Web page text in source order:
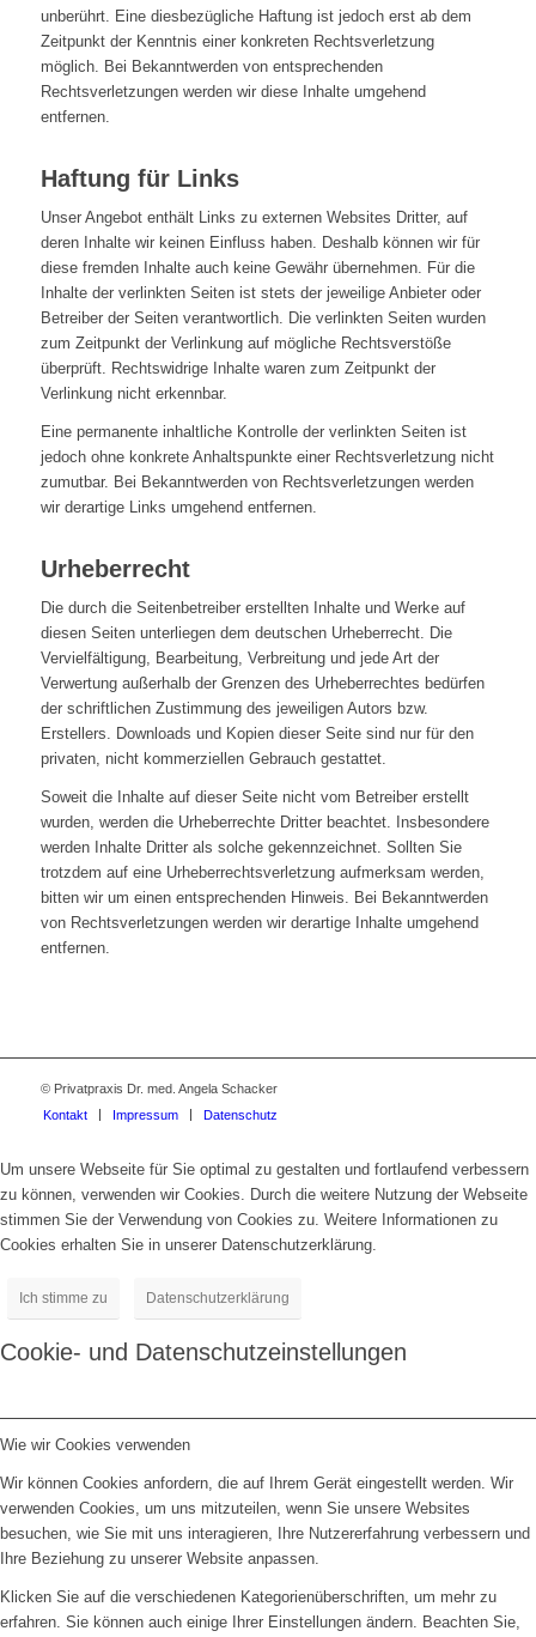
unberührt. Eine diesbezügliche Haftung ist jedoch erst ab dem
Zeitpunkt der Kenntnis einer konkreten Rechtsverletzung
möglich. Bei Bekanntwerden von entsprechenden
Rechtsverletzungen werden wir diese Inhalte umgehend
entfernen.
Haftung für Links
Unser Angebot enthält Links zu externen Websites Dritter, auf
deren Inhalte wir keinen Einfluss haben. Deshalb können wir für
diese fremden Inhalte auch keine Gewähr übernehmen. Für die
Inhalte der verlinkten Seiten ist stets der jeweilige Anbieter oder
Betreiber der Seiten verantwortlich. Die verlinkten Seiten wurden
zum Zeitpunkt der Verlinkung auf mögliche Rechtsverstöße
überprüft. Rechtswidrige Inhalte waren zum Zeitpunkt der
Verlinkung nicht erkennbar.
Eine permanente inhaltliche Kontrolle der verlinkten Seiten ist
jedoch ohne konkrete Anhaltspunkte einer Rechtsverletzung nicht
zumutbar. Bei Bekanntwerden von Rechtsverletzungen werden
wir derartige Links umgehend entfernen.
Urheberrecht
Die durch die Seitenbetreiber erstellten Inhalte und Werke auf
diesen Seiten unterliegen dem deutschen Urheberrecht. Die
Vervielfältigung, Bearbeitung, Verbreitung und jede Art der
Verwertung außerhalb der Grenzen des Urheberrechtes bedürfen
der schriftlichen Zustimmung des jeweiligen Autors bzw.
Erstellers. Downloads und Kopien dieser Seite sind nur für den
privaten, nicht kommerziellen Gebrauch gestattet.
Soweit die Inhalte auf dieser Seite nicht vom Betreiber erstellt
wurden, werden die Urheberrechte Dritter beachtet. Insbesondere
werden Inhalte Dritter als solche gekennzeichnet. Sollten Sie
trotzdem auf eine Urheberrechtsverletzung aufmerksam werden,
bitten wir um einen entsprechenden Hinweis. Bei Bekanntwerden
von Rechtsverletzungen werden wir derartige Inhalte umgehend
entfernen.
© Privatpraxis Dr. med. Angela Schacker
Kontakt
Impressum Datenschutz
Um unsere Webseite für Sie optimal zu gestalten und fortlaufend verbessern
zu können, verwenden wir Cookies. Durch die weitere Nutzung der Webseite
stimmen Sie der Verwendung von Cookies zu. Weitere Informationen zu
Cookies erhalten Sie in unserer Datenschutzerklärung.
Ich stimme zu Datenschutzerklärung
Cookie- und Datenschutzeinstellungen
Wie wir Cookies verwenden
Wir können Cookies anfordern, die auf Ihrem Gerät eingestellt werden. Wir
verwenden Cookies, um uns mitzuteilen, wenn Sie unsere Websites
besuchen, wie Sie mit uns interagieren, Ihre Nutzererfahrung verbessern und
Ihre Beziehung zu unserer Website anpassen.
Klicken Sie auf die verschiedenen Kategorienüberschriften, um mehr zu
erfahren. Sie können auch einige Ihrer Einstellungen ändern. Beachten Sie,